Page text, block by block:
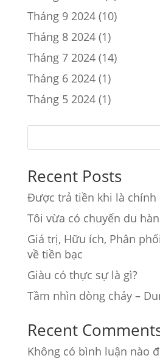
Tháng 9 2024(10)
Tháng 8 2024(1)
Tháng 7 2024(14)
Tháng 6 2024(1)
Tháng 5 2024(1)
Recent Posts
Được trả tiền khi là chính
Tôi vừa có chuyến du
Giá trị, Hữu ích, Phân
về tiền bạc
Giàu có thực sự là gì?
Tầm nhìn dòng chảy –
Recent
Không có bình luận nào